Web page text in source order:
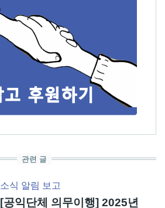
관련 글
소식 알림 보고
[공익단체 의무이행] 2025년